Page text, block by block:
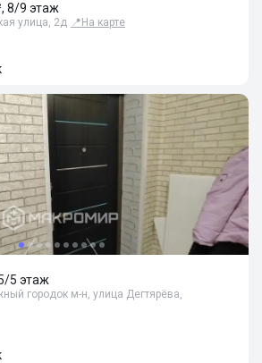
8/9 этаж
улица, 2д 📍 На карте
5 этаж
городок м-н, улица Дегтярёва,